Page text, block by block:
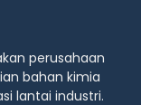
perusahaan
bahan kimia
lantai industri.